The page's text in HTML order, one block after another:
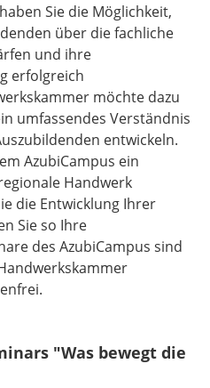
Sie die Möglichkeit,
über die fachliche
und ihre
erfolgreich
möchte dazu
umfassendes Verständnis
entwickeln.
AzubiCampus ein
Handwerk
die Entwicklung Ihrer
Sie so Ihre
des AzubiCampus sind
"Was bewegt die